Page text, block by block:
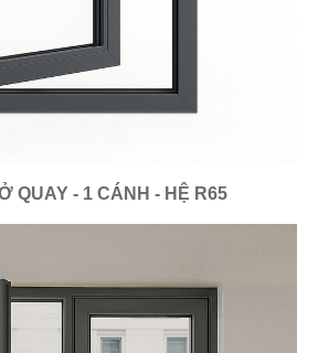
QUAY - 1 CÁNH - HỆ R65